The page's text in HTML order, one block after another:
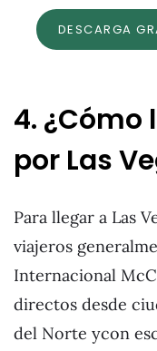
DESCARGA
4. ¿Cómo
por Las
Para llegar a Las
viajeros
Internacional
directos desde
del Norte ycon